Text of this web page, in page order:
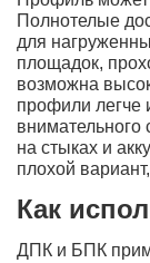
Полнотелые
для
площадок,
возможна
профили легче
внимательного
на стыках и
плохой
Как
ДПК и БПК